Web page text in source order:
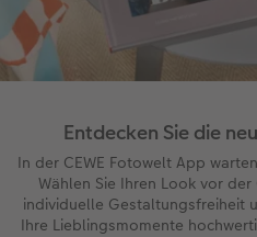
Entdecken Sie die
In der CEWE Fotowelt App
Wählen Sie Ihren Look vor
individuelle Gestaltungsfreiheit
Ihre Lieblingsmomente